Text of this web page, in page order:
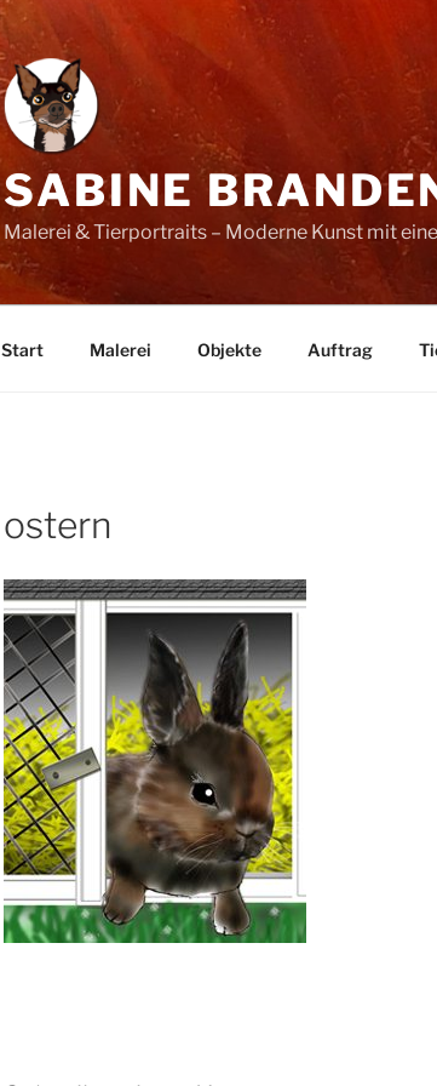
SABINE
Malerei & Tierportraits – Moderne Kunst mit
Start Malerei Objekte Auftrag
ostern